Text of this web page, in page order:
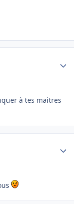
à tes maitres